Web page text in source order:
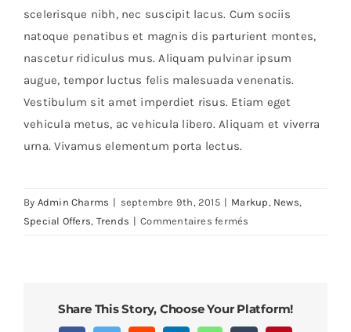
scelerisque nibh, nec suscipit lacus. Cum sociis
natoque penatibus et magnis dis parturient montes,
nascetur ridiculus mus. Aliquam pulvinar ipsum
augue, tempor luctus felis malesuada venenatis.
Vestibulum sit amet imperdiet risus. Etiam eget
vehicula metus, ac vehicula libero. Aliquam et viverra
urna. Vivamus elementum porta lectus.
By Admin Charms | septembre 9th, 2015 | Markup , News,
Special Offers, Trends | Commentaires fermés
interger
Share This Story, Choose Your Platform!